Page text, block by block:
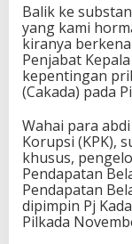
Balik ke
yang kami
kiranya
Penjabat
kepentingan
(Cakada) pada
Wahai para
Korupsi (KPK),
khusus,
Pendapatan
Pendapatan
dipimpin Pj
Pilkada